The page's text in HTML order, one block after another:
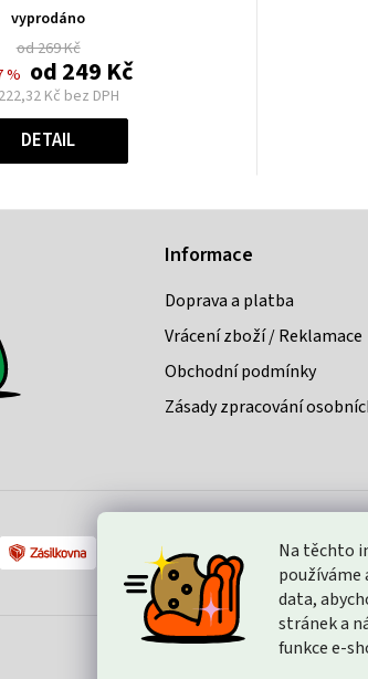
Na těchto
používáme
data,
stránek a
funkce e-
produktu
je
0,0
z
hvězdiček.
vyprodáno
od 269 Kč
% od249 Kč
222,32 Kč bez DPH
Měrná
cena:
DETAIL
Informace
Doprava a platba
Vrácení zboží / Reklamace
Obchodní podmínky
Zásady zpracování